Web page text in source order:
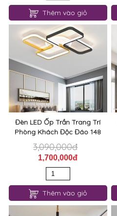
Thêm vào giỏ
Đèn LED Ốp Trần Trang Trí
Phòng Khách Độc Đáo 148
3,090,000đ
1,700,000đ
Thêm vào giỏ